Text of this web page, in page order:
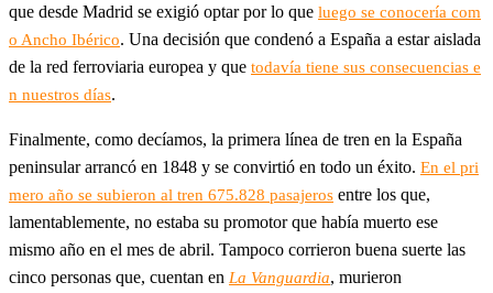
que desde Madrid se exigió optar por lo que luego se conocería com
o Ancho Ibérico. Una decisión que condenó a España a estar aislada
de la red ferroviaria europea y que todavía tiene sus consecuencias e
n nuestros días.
Finalmente, como decíamos, la primera línea de tren en la España
peninsular arrancó en 1848 y se convirtió en todo un éxito. En el pri
mero año se subieron al tren 675.828 pasajeros entre los que,
lamentablemente, no estaba su promotor que había muerto ese
mismo año en el mes de abril. Tampoco corrieron buena suerte las
cinco personas que, cuentan en La Vanguardia, murieron